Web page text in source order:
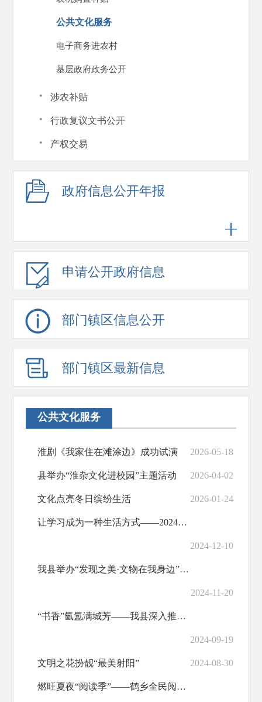
公共文化服务
电子商务进农村
基层政府政务公开
· 涉农补贴
· 行政复议文书公开
· 产权交易
政府信息公开年报
申请公开政府信息
部门镇区信息公开
部门镇区最新信息
公共文化服务
淮剧《我家住在滩涂边》成功试演 2026-05-18
县举办“淮杂文化进校园”主题活动 2026-04-02
文化点亮冬日缤纷生活 2026-01-24
让学习成为一种生活方式——2024年射阳县全民终身学习活动周开幕式侧记
2024-12-10
我县举办“发现之美·文物在我身边”主题绘本讲演活动
2024-11-20
“书香”氤氲满城芳——我县深入推进“书香射阳”建设纪实
2024-09-19
文明之花扮靓“最美射阳” 2024-08-30
燃旺夏夜“阅读季”——鹤乡全民阅读主题活动扫描